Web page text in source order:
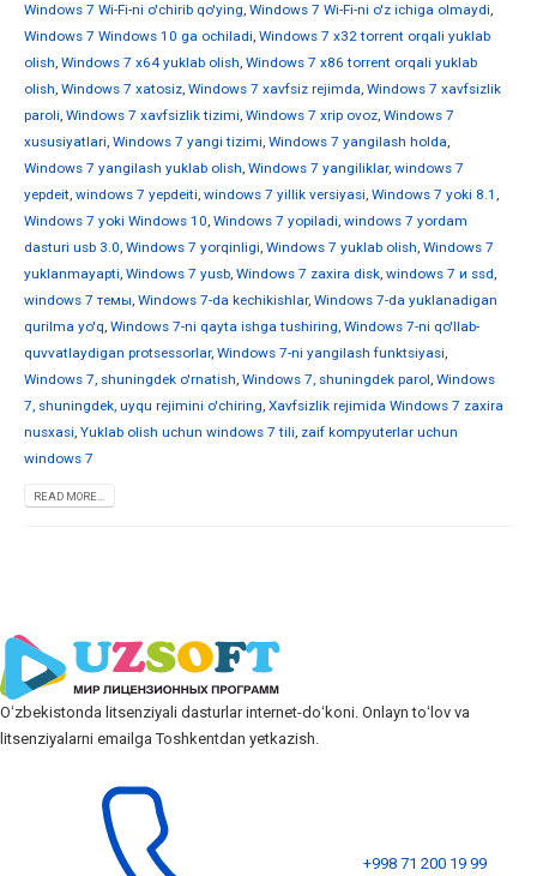
Windows 7 Wi-Fi-ni o'chirib qo'ying, Windows 7 Wi-Fi-ni o'z ichiga olmaydi,
Windows 7 Windows 10 ga ochiladi, Windows 7 x32 torrent orqali yuklab
olish, Windows 7 x64 yuklab olish, Windows 7 x86 torrent orqali yuklab
olish, Windows 7 xatosiz, Windows 7 xavfsiz rejimda, Windows 7 xavfsizlik
paroli, Windows 7 xavfsizlik tizimi, Windows 7 xrip ovoz, Windows 7
xususiyatlari, Windows 7 yangi tizimi, Windows 7 yangilash holda,
Windows 7 yangilash yuklab olish, Windows 7 yangiliklar, windows 7
yepdeit, windows 7 yepdeiti, windows 7 yillik versiyasi, Windows 7 yoki 8.1 ,
Windows 7 yoki Windows 10, Windows 7 yopiladi, windows 7 yordam
dasturi usb 3.0, Windows 7 yorqinligi, Windows 7 yuklab olish, Windows 7
yuklanmayapti, Windows 7 yusb, Windows 7 zaxira disk, windows 7 и ssd,
windows 7 темы, Windows 7-da kechikishlar, Windows 7-da yuklanadigan
qurilma yo'q, Windows 7-ni qayta ishga tushiring, Windows 7-ni qo'llab-
quvvatlaydigan protsessorlar, Windows 7-ni yangilash funktsiyasi,
Windows 7, shuningdek o'rnatish, Windows 7, shuningdek parol, Windows
7, shuningdek, uyqu rejimini o'chiring, Xavfsizlik rejimida Windows 7 zaxira
nusxasi, Yuklab olish uchun windows 7 tili, zaif kompyuterlar uchun
windows 7
READ MORE...
Oʻzbekistonda litsenziyali dasturlar internet-doʻkoni. Onlayn toʻlov va
litsenziyalarni emailga Toshkentdan yetkazish.
+998 71 200 19 99